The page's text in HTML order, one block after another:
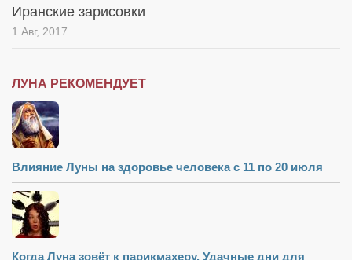
Иранские зарисовки
1 Авг, 2017
ЛУНА РЕКОМЕНДУЕТ
Влияние Луны на здоровье человека с 11 по 20 июля
Когда Луна зовёт к парикмахеру. Удачные дни для